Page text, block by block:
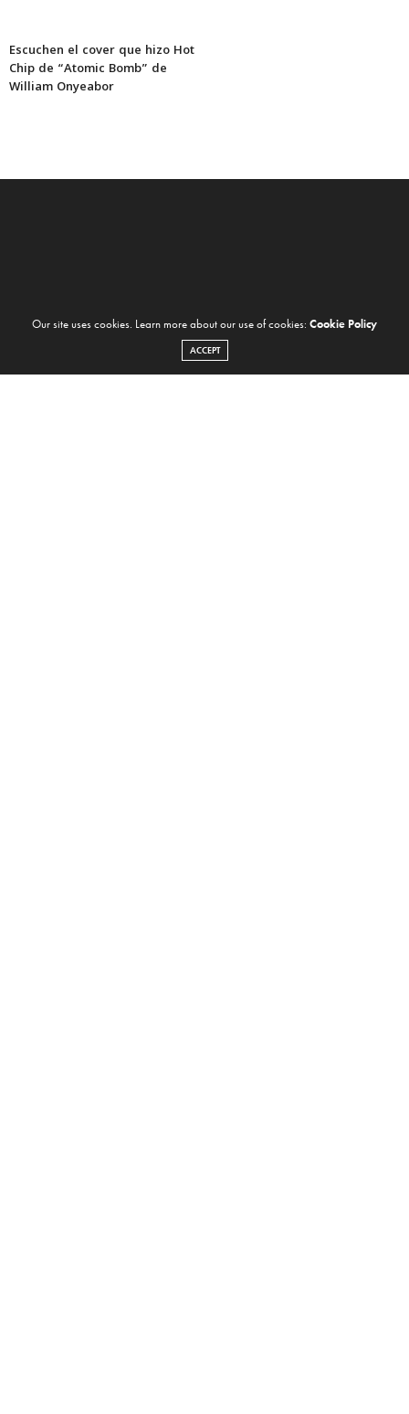
Escuchen el cover que hizo Hot
Chip de “Atomic Bomb” de
William Onyeabor
Our site uses cookies. Learn more about our use of cookies: Cookie Policy
ACCEPT